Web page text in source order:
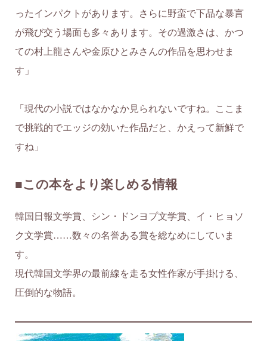
ったインパクトがあります。さらに野蛮で下品な暴言
が飛び交う場面も多々あります。その過激さは、かつ
ての村上龍さんや金原ひとみさんの作品を思わせま
す」
「現代の小説ではなかなか見られないですね。ここま
で挑戦的でエッジの効いた作品だと、かえって新鮮で
すね」
■この本をより楽しめる情報
韓国日報文学賞、シン・ドンヨプ文学賞、イ・ヒョソ
ク文学賞……数々の名誉ある賞を総なめにしていま
す。
現代韓国文学界の最前線を走る女性作家が手掛ける、
圧倒的な物語。